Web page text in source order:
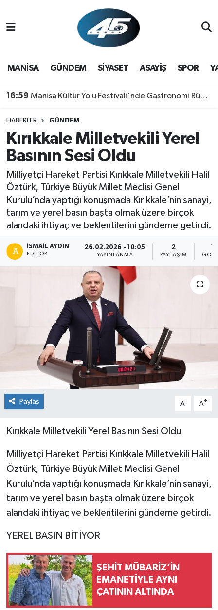
MANİSA GÜNDEM SİYASET ASAYİŞ SPOR
16:59 Manisa Kültür Yolu Festivali'nde Gastronomi Rüzgarı: Lezzetin Yıldızı "Manisa Kebabı" Oldu!
HABERLER GÜNDEM
Kırıkkale Milletvekili Yerel
Basının Sesi Oldu
Milliyetçi Hareket Partisi Kırıkkale Milletvekili Halil
Öztürk, Türkiye Büyük Millet Meclisi Genel
Kurulu’nda yaptığı konuşmada Kırıkkale’nin sanayi,
tarım ve yerel basın başta olmak üzere birçok
alandaki ihtiyaç ve beklentilerini gündeme getirdi.
İSMAIL AYDIN
EDITÖR
26.02.2026 - 10:05
YAYINLANMA
2
PAYLAŞIM
Paylaş A- A+
Kırıkkale Milletvekili Yerel Basının Sesi Oldu
Milliyetçi Hareket Partisi Kırıkkale Milletvekili Halil
Öztürk, Türkiye Büyük Millet Meclisi Genel
Kurulu’nda yaptığı konuşmada Kırıkkale’nin sanayi,
tarım ve yerel basın başta olmak üzere birçok
alandaki ihtiyaç ve beklentilerini gündeme getirdi.
YEREL BASIN BİTİYOR
ŞEHİT MÜBARİZ’İN
EMANETİYLE AYNI
ÇATININ ALTINDA
GÜNDEM
SPOR
YAŞAM
RESMİ REKLAM
Hava Durumu
Trafik Durumu
Son Dakika Haberleri
Haber Arşivi